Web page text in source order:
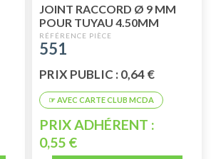
JOINT RACCORD Ø 9 MM
POUR TUYAU 4.50MM
LOCHKEED
551
PRIX PUBLIC : 0,64 €
PRIX ADHÉRENT :
0,55 €